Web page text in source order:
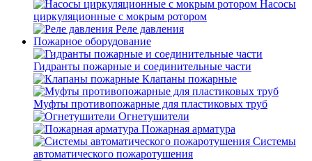
Насосы
циркуляционные с мокрым ротором
Реле давления
Пожарное оборудование
Гидранты пожарные и соединительные части
Клапаны пожарные
Муфты противопожарные для пластиковых труб
Огнетушители
Пожарная арматура
Системы
автоматического пожаротушения